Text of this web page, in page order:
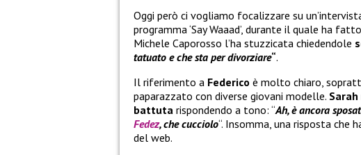
Oggi però ci vogliamo focalizzare su
programma ‘Say Waaad’, durante il quale ha
Michele Caporosso l’ha stuzzicata chiedendole
tatuato e che sta per divorziare“.
Il riferimento a Federico è molto chiaro,
paparazzato con diverse giovani modelle. Sarah
battuta rispondendo a tono: “Ah, è ancora
Fedez, che cucciolo“. Insomma, una risposta
del web.